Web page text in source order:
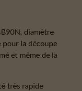
diamètre
pour la découpe
et même de la
très rapide